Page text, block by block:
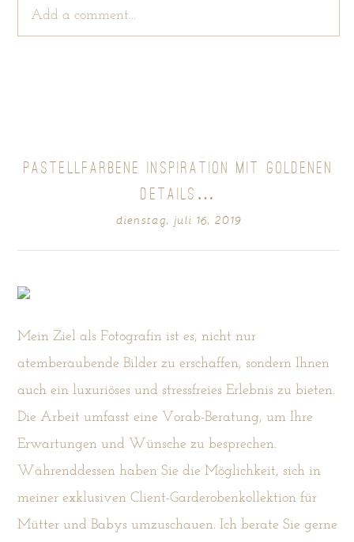
Add a comment...
PASTELLFARBENE INSPIRATION MIT GOLDENEN
DETAILS…
dienstag, juli 16, 2019
Mein Ziel als Fotografin ist es, nicht nur
atemberaubende Bilder zu erschaffen, sondern Ihnen
auch ein luxuriöses und stressfreies Erlebnis zu bieten.
Die Arbeit umfasst eine Vorab-Beratung, um Ihre
Erwartungen und Wünsche zu besprechen.
Währenddessen haben Sie die Möglichkeit, sich in
meiner exklusiven Client-Garderobenkollektion für
Mütter und Babys umzuschauen. Ich berate Sie gerne